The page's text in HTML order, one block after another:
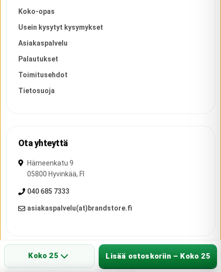
Koko 25 Lisää ostoskoriin – Koko 25
Koko-opas
Usein kysytyt kysymykset
Asiakaspalvelu
Palautukset
Toimitusehdot
Tietosuoja
Ota yhteyttä
Hämeenkatu 9
05800 Hyvinkää, FI
040 685 7333
asiakaspalvelu(at)brandstore.fi